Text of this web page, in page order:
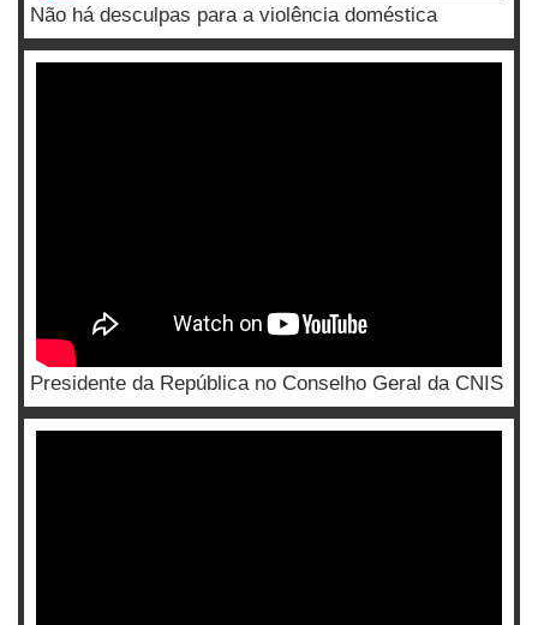
Não há desculpas para a violência doméstica
Presidente da República no Conselho Geral da CNIS